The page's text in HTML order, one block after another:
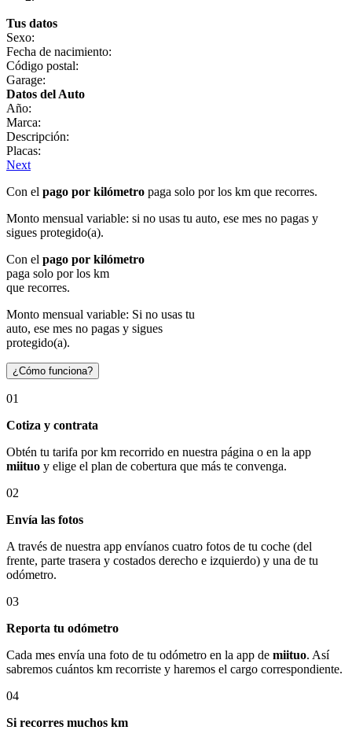
Tus datos
Sexo:
Fecha de nacimiento:
Código postal:
Garage:
Datos del Auto
Año:
Marca:
Descripción:
Placas:
Next
Con el pago por kilómetro paga solo por los km que recorres.
Monto mensual variable: si no usas tu auto, ese mes no pagas y
sigues protegido(a).
Con el pago por kilómetro
paga solo por los km
que recorres.
Monto mensual variable: Si no usas tu
auto, ese mes no pagas y sigues
protegido(a).
¿Cómo funciona?
01
Cotiza y contrata
Obtén tu tarifa por km recorrido en nuestra página o en la app
miituo y elige el plan de cobertura que más te convenga.
02
Envía las fotos
A través de nuestra app envíanos cuatro fotos de tu coche (del
frente, parte trasera y costados derecho e izquierdo) y una de tu
odómetro.
03
Reporta tu odómetro
Cada mes envía una foto de tu odómetro en la app de miituo. Así
sabremos cuántos km recorriste y haremos el cargo correspondiente.
04
Si recorres muchos km